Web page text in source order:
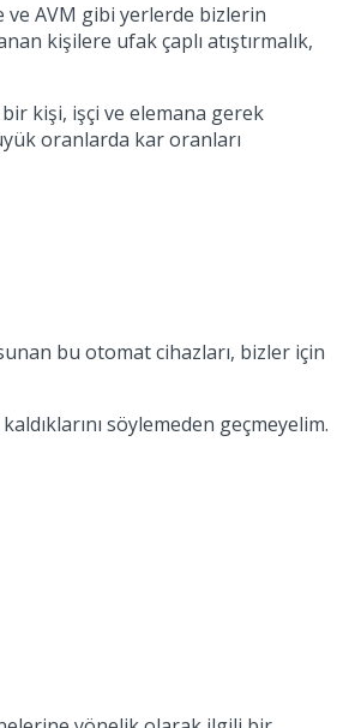
ve AVM gibi yerlerde bizlerin
kişilere ufak çaplı atıştırmalık,
kişi, işçi ve elemana gerek
oranlarda kar oranları
bu otomat cihazları, bizler için
söylemeden geçmeyelim.